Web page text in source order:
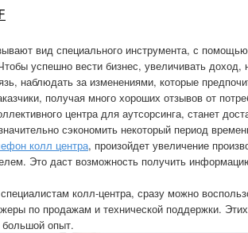
вид специального инструмента, с помощью
успешно вести бизнес, увеличивать доход,
наблюдать за изменениями, которые
получая много хороших отзывов от
центра для аутсорсинга, станет
сэкономить некоторый период
колл центра, произойдет увеличение
Это даст возможность получить
колл-центра, сразу можно
по продажам и технической поддержки.
опыт.